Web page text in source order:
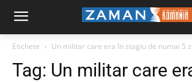
Etichete Un militar care era în stagiu de numai 5
Tag: Un militar care